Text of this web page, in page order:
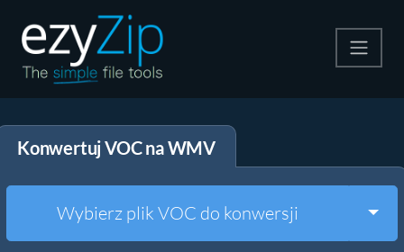
Rozpakuj
Inne narzędzia
Konwertuj VOC na WMV
Wybierz plik VOC do konwersji